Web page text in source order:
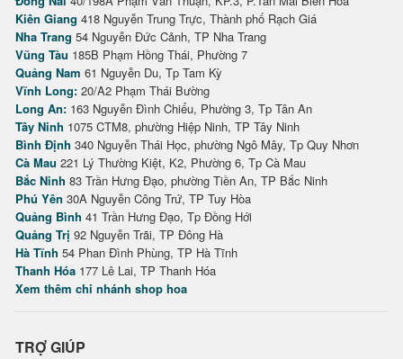
Kiên Giang 418 Nguyễn Trung Trực, Thành phố Rạch Giá
Nha Trang 54 Nguyễn Đức Cảnh, TP Nha Trang
Vũng Tàu 185B Phạm Hồng Thái, Phường 7
Quảng Nam 61 Nguyễn Du, Tp Tam Kỳ
Vĩnh Long: 20/A2 Phạm Thái Bường
Long An: 163 Nguyễn Đình Chiểu, Phường 3, Tp Tân An
Tây Ninh 1075 CTM8, phường Hiệp Ninh, TP Tây Ninh
Bình Định 340 Nguyễn Thái Học, phường Ngô Mây, Tp Quy Nhơn
Cà Mau 221 Lý Thường Kiệt, K2, Phường 6, Tp Cà Mau
Bắc Ninh 83 Trần Hưng Đạo, phường Tiền An, TP Bắc Ninh
Phú Yên 30A Nguyễn Công Trứ, TP Tuy Hòa
Quảng Bình 41 Trần Hưng Đạo, Tp Đồng Hới
Quảng Trị 92 Nguyễn Trãi, TP Đông Hà
Hà Tĩnh 54 Phan Đình Phùng, TP Hà Tĩnh
Thanh Hóa 177 Lê Lai, TP Thanh Hóa
Xem thêm chi nhánh shop hoa
TRỢ GIÚP